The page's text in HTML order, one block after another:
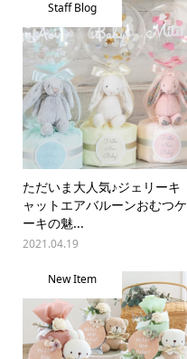
Staff Blog
ただいま大人気♪ジェリーキ
ャットエアバルーンおむつケ
ーキの魅...
2021.04.19
New Item